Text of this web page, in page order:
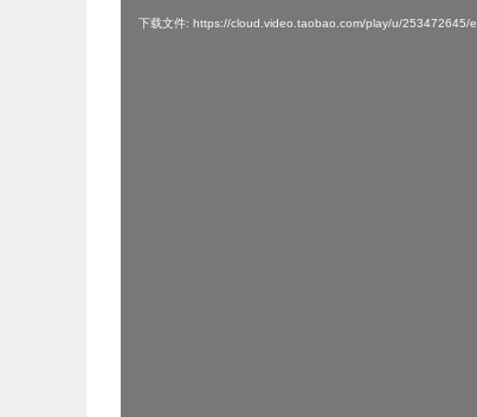
下载文件: https://cloud.video.taobao.com/play/u/253472645/